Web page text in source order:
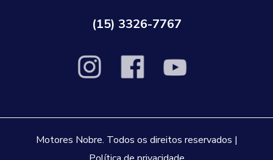
(15) 3326-7767
Motores Nobre. Todos os direitos reservados |